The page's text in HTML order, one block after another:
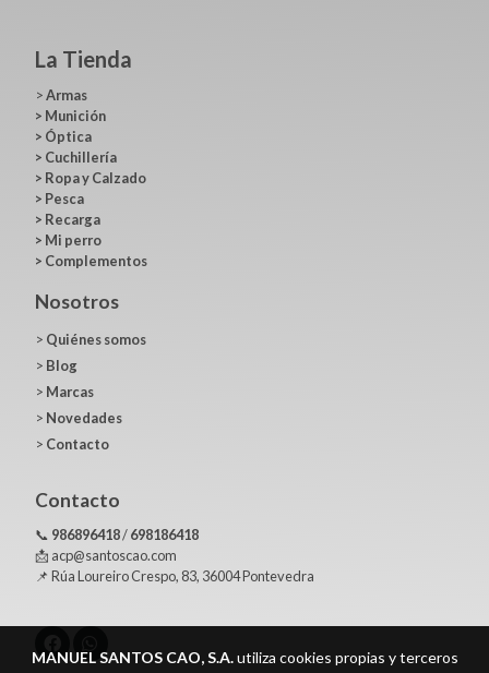
La Tienda
>Armas
> Munición
> Óptica
> Cuchillería
> Ropa y Calzado
> Pesca
> Recarga
> Mi perro
> Complementos
Nosotros
> Quiénes somos
> Blog
> Marcas
> Novedades
> Contacto
Contacto
📞 986896418/698186418
📩 acp@santoscao.com
📌 Rúa Loureiro Crespo, 83, 36004 Pontevedra
MANUEL SANTOS CAO, S.A.utiliza cookies propias y terceros